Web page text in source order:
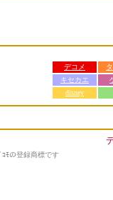
デコメ
キセカエ
disney
ｺﾓの登録商標です